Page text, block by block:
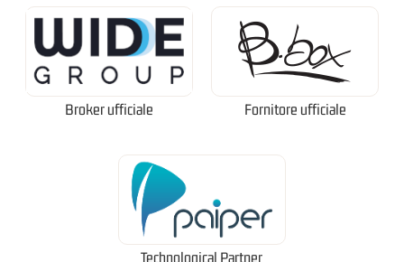
Broker ufficiale Fornitore ufficiale
Technological Partner